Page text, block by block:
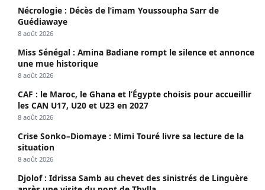
Nécrologie : Décès de l’imam Youssoupha Sarr de
Guédiawaye
8 août 2026
Miss Sénégal : Amina Badiane rompt le silence et annonce
une mue historique
8 août 2026
CAF : le Maroc, le Ghana et l’Égypte choisis pour accueillir
les CAN U17, U20 et U23 en 2027
8 août 2026
Crise Sonko–Diomaye : Mimi Touré livre sa lecture de la
situation
8 août 2026
Djolof : Idrissa Samb au chevet des sinistrés de Linguère